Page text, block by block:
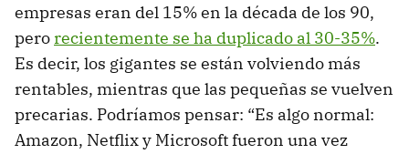
empresas eran del 15% en la década de los 90,
perorecientemente se ha duplicado al 30-35%.
Es decir, los gigantes se están volviendo más
rentables, mientras que las pequeñas se vuelven
precarias. Podríamos pensar: “Es algo normal:
Amazon, Netflix y Microsoft fueron una vez